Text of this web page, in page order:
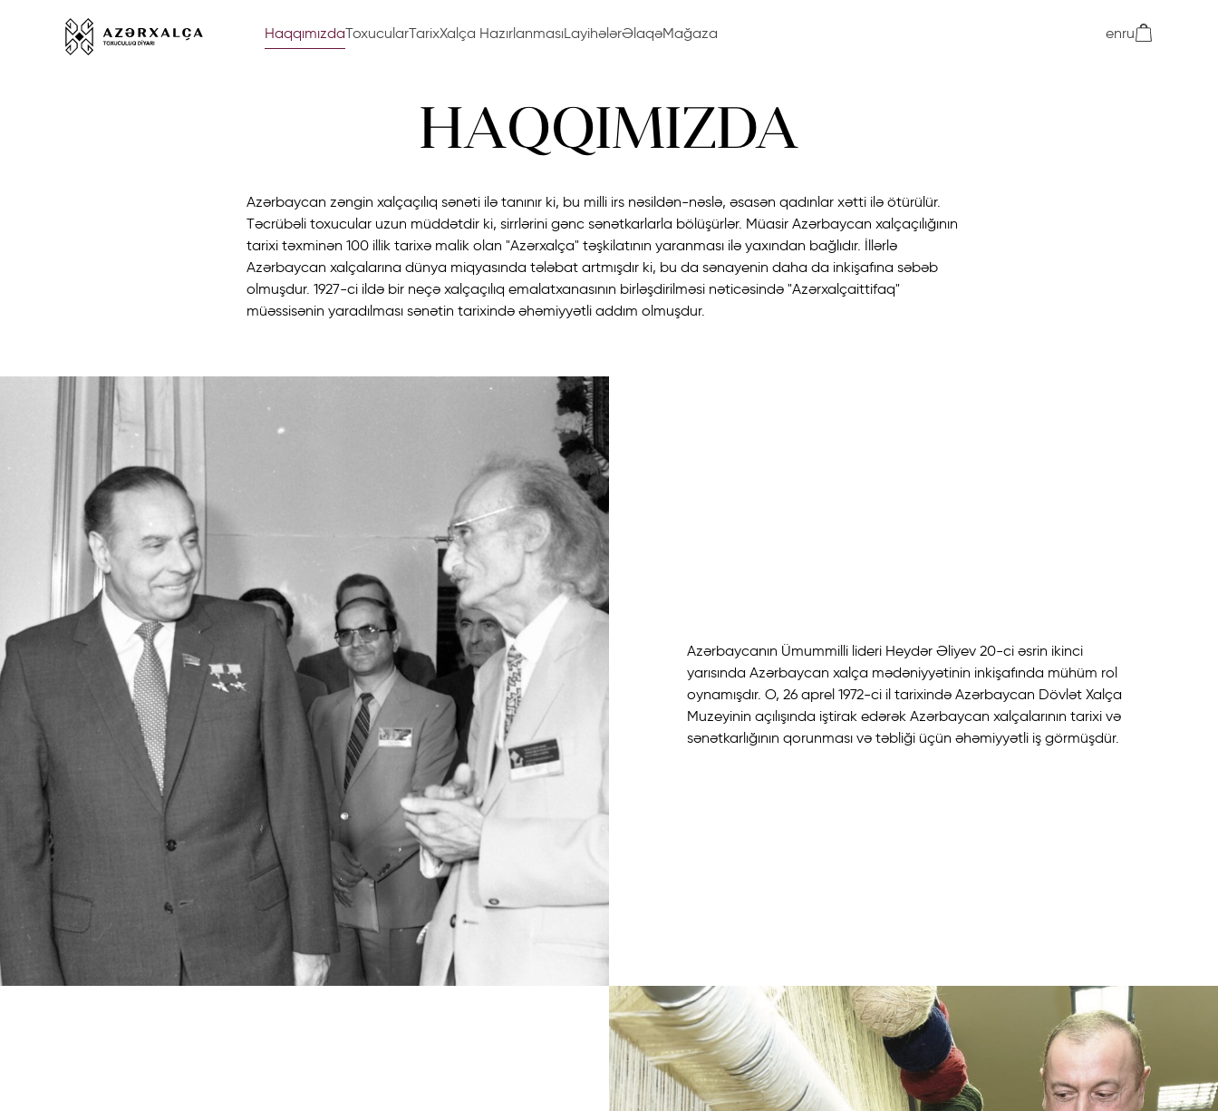
HaqqımızdaToxucularTarixXalça HazırlanmasıLayihələrƏlaqəMağaza enru
HAQQIMIZDA
Azərbaycan zəngin xalçaçılıq sənəti ilə tanınır ki, bu milli irs nəsildən-nəslə, əsasən qadınlar xətti ilə ötürülür.
Təcrübəli toxucular uzun müddətdir ki, sirrlərini gənc sənətkarlarla bölüşürlər. Müasir Azərbaycan xalçaçılığının
tarixi təxminən 100 illik tarixə malik olan "Azərxalça" təşkilatının yaranması ilə yaxından bağlıdır. İllərlə
Azərbaycan xalçalarına dünya miqyasında tələbat artmışdır ki, bu da sənayenin daha da inkişafına səbəb
olmuşdur. 1927-ci ildə bir neçə xalçaçılıq emalatxanasının birləşdirilməsi nəticəsində "Azərxalçaittifaq"
müəssisənin yaradılması sənətin tarixində əhəmiyyətli addım olmuşdur.
Azərbaycanın Ümummilli lideri Heydər Əliyev 20-ci əsrin ikinci
yarısında Azərbaycan xalça mədəniyyətinin inkişafında mühüm rol
oynamışdır. O, 26 aprel 1972-ci il tarixində Azərbaycan Dövlət Xalça
Muzeyinin açılışında iştirak edərək Azərbaycan xalçalarının tarixi və
sənətkarlığının qorunması və təbliği üçün əhəmiyyətli iş görmüşdür.